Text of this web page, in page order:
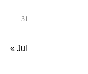
31
« Jul